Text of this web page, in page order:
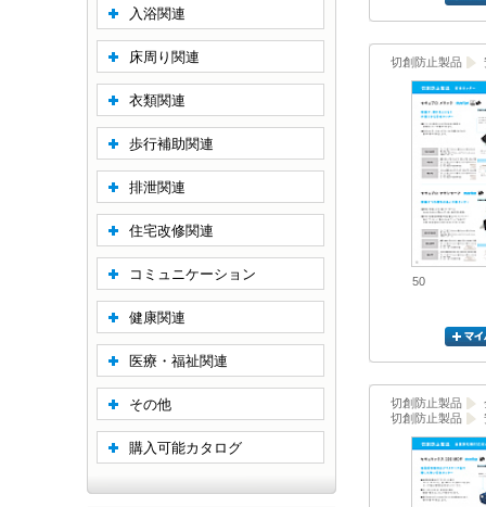
切創防止製品
50
切創防止製品
切創防止製品
入浴関連
床周り関連
衣類関連
歩行補助関連
排泄関連
住宅改修関連
コミュニケーション
健康関連
医療・福祉関連
その他
購入可能カタログ